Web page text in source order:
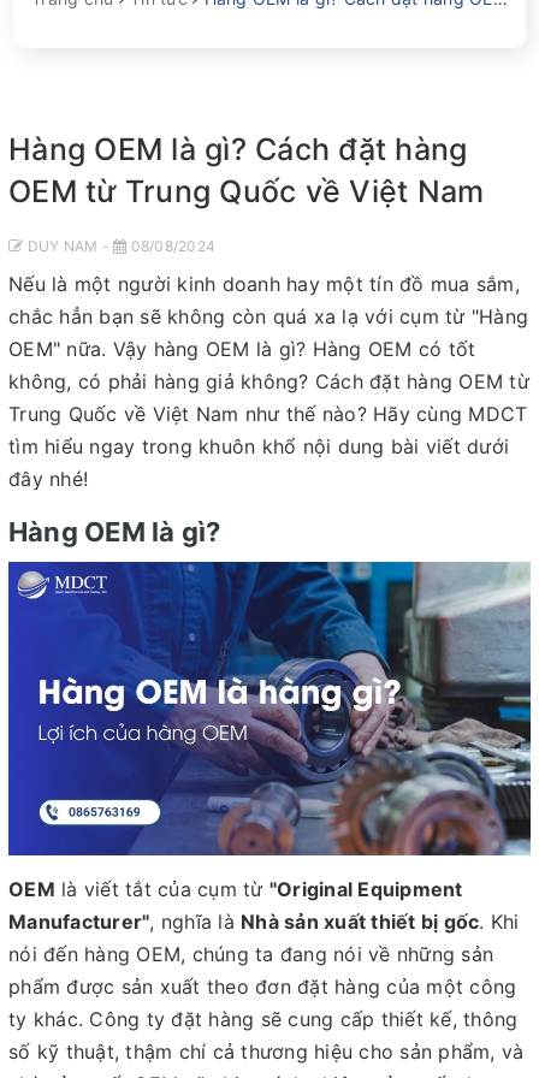
Hàng OEM là gì? Cách đặt hàng
OEM từ Trung Quốc về Việt Nam
DUY NAM - 08/08/2024
Nếu là một người kinh doanh hay một tín đồ mua sắm,
chắc hẳn bạn sẽ không còn quá xa lạ với cụm từ "Hàng
OEM" nữa. Vậy hàng OEM là gì? Hàng OEM có tốt
không, có phải hàng giả không? Cách đặt hàng OEM từ
Trung Quốc về Việt Nam như thế nào? Hãy cùng MDCT
tìm hiểu ngay trong khuôn khổ nội dung bài viết dưới
đây nhé!
Hàng OEM là gì?
OEM là viết tắt của cụm từ "Original Equipment
Manufacturer", nghĩa là Nhà sản xuất thiết bị gốc. Khi
nói đến hàng OEM, chúng ta đang nói về những sản
phẩm được sản xuất theo đơn đặt hàng của một công
ty khác. Công ty đặt hàng sẽ cung cấp thiết kế, thông
số kỹ thuật, thậm chí cả thương hiệu cho sản phẩm, và